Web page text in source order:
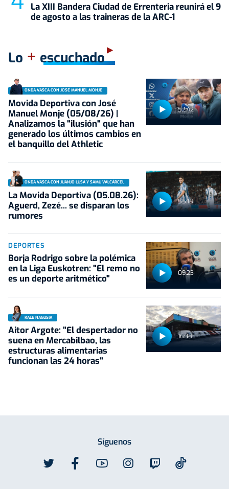
La XIII Bandera Ciudad de Errenteria reunirá el 9
de agosto a las traineras de la ARC-1
Lo + escuchado
52:42
ONDA VASCA CON JOSÉ MANUEL MONJE
Movida Deportiva con José
Manuel Monje (05/08/26) |
Analizamos la "ilusión" que han
generado los últimos cambios en
el banquillo del Athletic
55:18
ONDA VASCA CON JUANJO LUSA Y SAMU VALCÁRCEL
La Movida Deportiva (05.08.26):
Aguerd, Zezé... se disparan los
rumores
09:23
DEPORTES
Borja Rodrigo sobre la polémica
en la Liga Euskotren: "El remo no
es un deporte aritmético"
16:38
KALE NAGUSIA
Aitor Argote: "El despertador no
suena en Mercabilbao, las
estructuras alimentarias
funcionan las 24 horas"
Síguenos